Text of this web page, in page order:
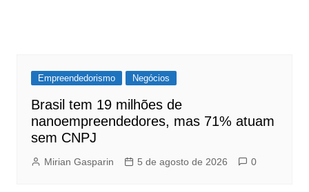
Empreendedorismo Negócios
Brasil tem 19 milhões de
nanoempreendedores, mas 71% atuam
sem CNPJ
Mirian Gasparin 5 de agosto de 2026 0